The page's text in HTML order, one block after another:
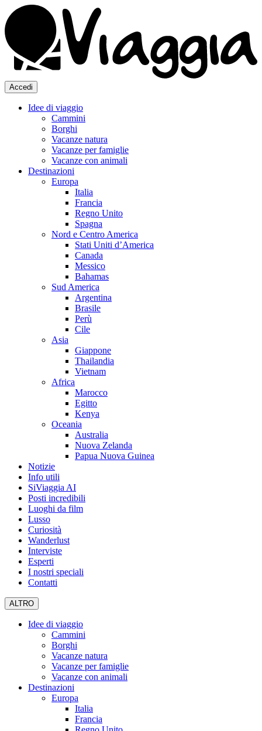
Accedi
Idee di viaggio
Cammini
Borghi
Vacanze natura
Vacanze per famiglie
Vacanze con animali
Destinazioni
Europa
Italia
Francia
Regno Unito
Spagna
Nord e Centro America
Stati Uniti d’America
Canada
Messico
Bahamas
Sud America
Argentina
Brasile
Perù
Cile
Asia
Giappone
Thailandia
Vietnam
Africa
Marocco
Egitto
Kenya
Oceania
Australia
Nuova Zelanda
Papua Nuova Guinea
Notizie
Info utili
SiViaggia AI
Posti incredibili
Luoghi da film
Lusso
Curiosità
Wanderlust
Interviste
Esperti
I nostri speciali
Contatti
ALTRO
Idee di viaggio
Cammini
Borghi
Vacanze natura
Vacanze per famiglie
Vacanze con animali
Destinazioni
Europa
Italia
Francia